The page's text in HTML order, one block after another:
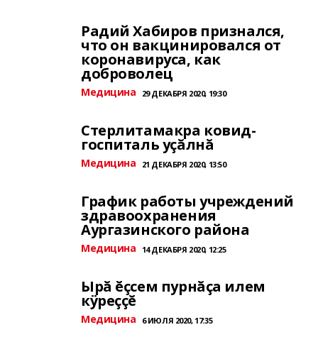
Радий Хабиров признался,
что он вакцинировался от
коронавируса, как
доброволец
Медицина 29 ДЕКАБРЯ 2020, 19:30
Стерлитамакра ковид-
госпиталь уçăлнă
Медицина 21 ДЕКАБРЯ 2020, 13:50
График работы учреждений
здравоохранения
Аургазинского района
Медицина 14 ДЕКАБРЯ 2020, 12:25
Ырă ĕçсем пурнăçа илем
кÿреççĕ
Медицина 6 ИЮЛЯ 2020, 17:35